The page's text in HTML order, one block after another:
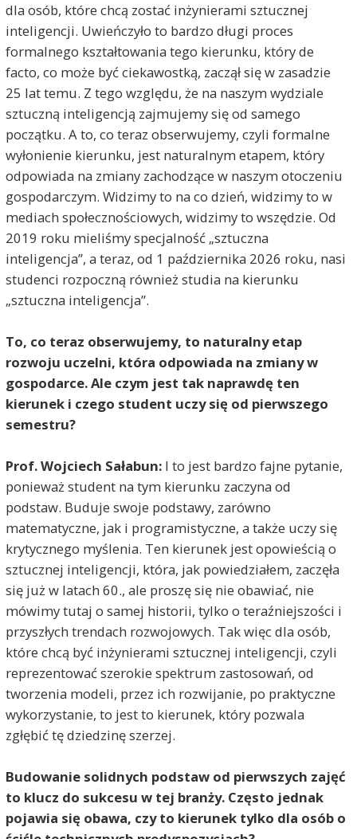
dla osób, które chcą zostać inżynierami sztucznej
inteligencji. Uwieńczyło to bardzo długi proces
formalnego kształtowania tego kierunku, który de
facto, co może być ciekawostką, zaczął się w zasadzie
25 lat temu. Z tego względu, że na naszym wydziale
sztuczną inteligencją zajmujemy się od samego
początku. A to, co teraz obserwujemy, czyli formalne
wyłonienie kierunku, jest naturalnym etapem, który
odpowiada na zmiany zachodzące w naszym otoczeniu
gospodarczym. Widzimy to na co dzień, widzimy to w
mediach społecznościowych, widzimy to wszędzie. Od
2019 roku mieliśmy specjalność „sztuczna
inteligencja”, a teraz, od 1 października 2026 roku, nasi
studenci rozpoczną również studia na kierunku
„sztuczna inteligencja”.
To, co teraz obserwujemy, to naturalny etap
rozwoju uczelni, która odpowiada na zmiany w
gospodarce. Ale czym jest tak naprawdę ten
kierunek i czego student uczy się od pierwszego
semestru?
Prof. Wojciech Sałabun:I to jest bardzo fajne pytanie,
ponieważ student na tym kierunku zaczyna od
podstaw. Buduje swoje podstawy, zarówno
matematyczne, jak i programistyczne, a także uczy się
krytycznego myślenia. Ten kierunek jest opowieścią o
sztucznej inteligencji, która, jak powiedziałem, zaczęła
się już w latach 60., ale proszę się nie obawiać, nie
mówimy tutaj o samej historii, tylko o teraźniejszości i
przyszłych trendach rozwojowych. Tak więc dla osób,
które chcą być inżynierami sztucznej inteligencji, czyli
reprezentować szerokie spektrum zastosowań, od
tworzenia modeli, przez ich rozwijanie, po praktyczne
wykorzystanie, to jest to kierunek, który pozwala
zgłębić tę dziedzinę szerzej.
Budowanie solidnych podstaw od pierwszych zajęć
to klucz do sukcesu w tej branży. Często jednak
pojawia się obawa, czy to kierunek tylko dla osób o